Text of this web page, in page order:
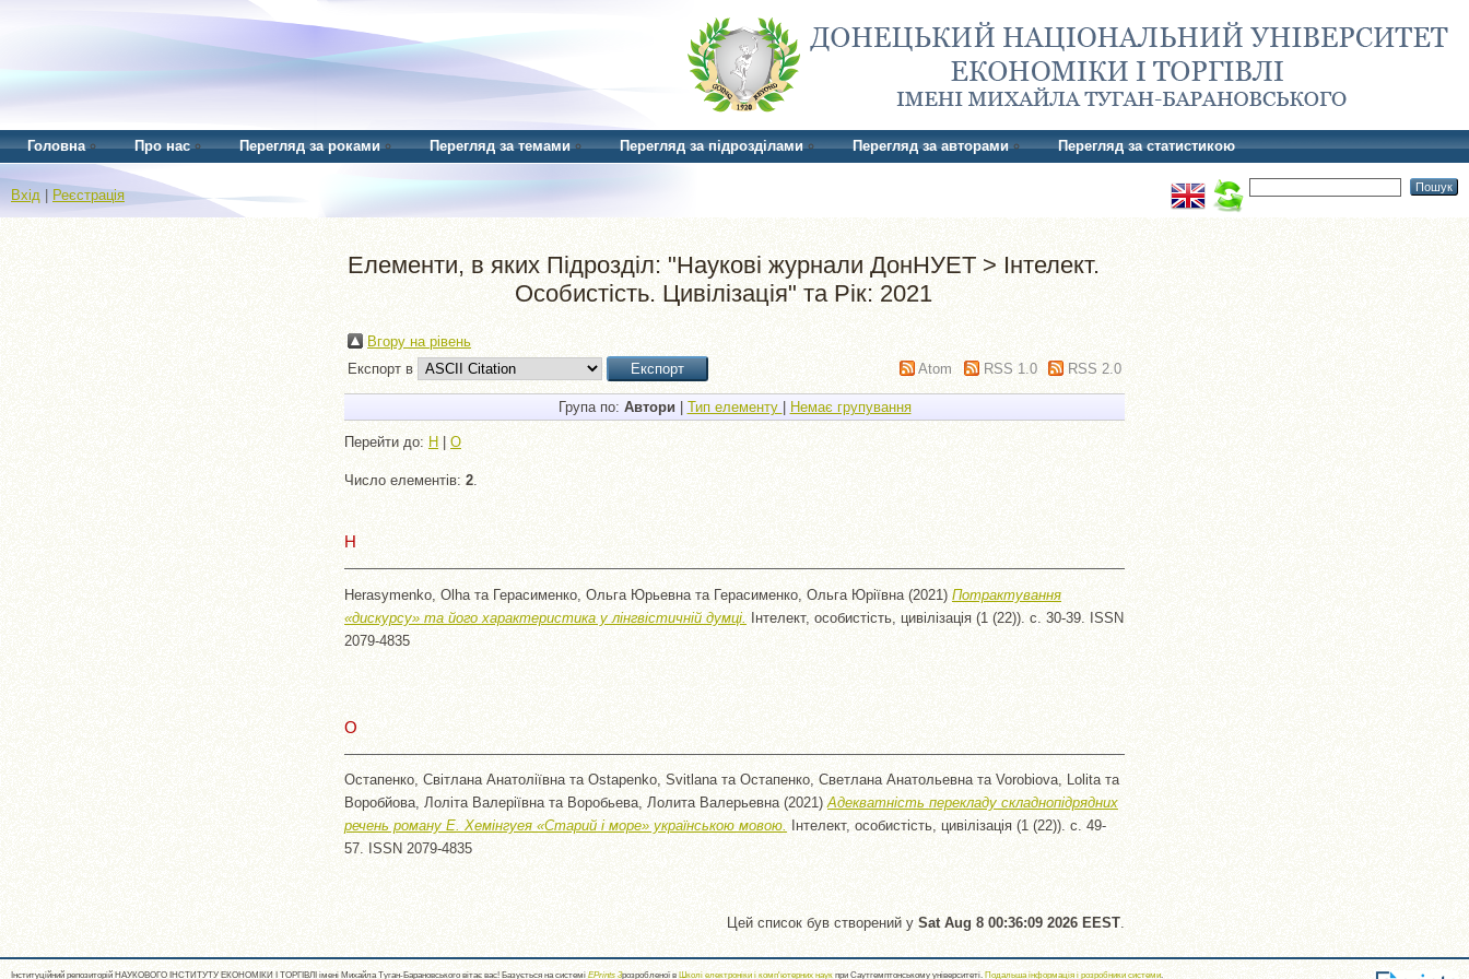
Головна Про нас Перегляд за роками Перегляд за темами Перегляд за підрозділами Перегляд за авторами Перегляд за статистикою
Вхід Реєстрація
Елементи, в яких Підрозділ: "Наукові журнали ДонНУЕТ > Інтелект.
Особистість. Цивілізація" та Рік: 2021
Вгору на рівень
Експорт в
Atom RSS 1.0 RSS 2.0
Група по: Автори Тип елементу Немає групування
Перейти до: H О
Число елементів: 2
H
Herasymenko, Olha та Герасименко, Ольга Юрьевна та Герасименко, Ольга Юріївна (2021) Потрактування
«дискурсу» та його характеристика у лінгвістичній думці. Інтелект, особистість, цивілізація (1 (22)). с. 30-39. ISSN
2079-4835
О
Остапенко, Світлана Анатоліївната Ostapenko, Svitlanaта Остапенко, Светлана Анатольевната Vorobiova, Lolitaта
Воробйова, Лоліта Валеріївната Воробьева, Лолита Валерьевна(2021)Адекватність перекладу складнопідрядних
речень роману Е. Хемінгуея «Старий і море» українською мовою.
Інтелект, особистість, цивілізація (1 (22)). с. 49-
57. ISSN 2079-4835
Цей список був створений у Sat Aug 8 00:36:09 2026 EEST.
Інституційний репозиторій НАУКОВОГО ІНСТИТУТУ ЕКОНОМІКИ І ТОРГІВЛІ імені Михайла Туган-Барановського вітає вас! Базується на системі EPrints 3розробленої в Школі електроніки і комп'ютерних наук при Саутгемптонському університеті. Подальша інформація і розробники системи